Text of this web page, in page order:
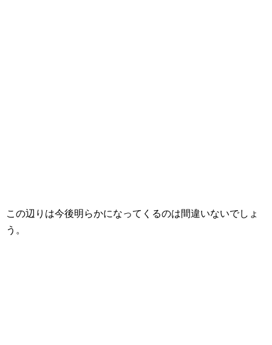
この辺りは今後明らかになってくるのは間違いないでしょ
う。